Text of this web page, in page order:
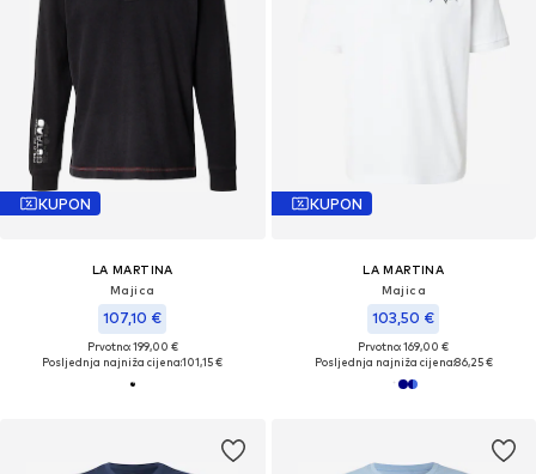
KUPON
LA MARTINA
Majica
107,10 €
Prvotno: 199,00 €
Posljednja najniža cijena:101,15 €
KUPON
LA MARTINA
Majica
103,50 €
Prvotno: 169,00 €
Posljednja najniža cijena:86,25 €